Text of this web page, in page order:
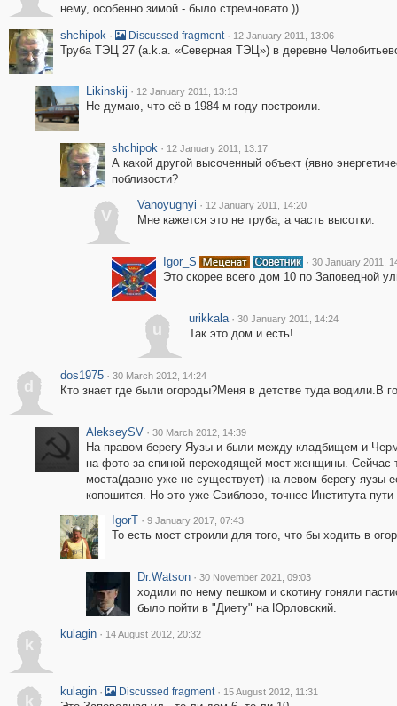
нему, особенно зимой - было стремновато ))
shchipok · Discussed fragment · 12 January 2011, 13:06
Труба ТЭЦ 27 (a.k.a. «Северная ТЭЦ») в деревне
Likinskij · 12 January 2011, 13:13
Не думаю, что её в 1984-м году построили.
shchipok · 12 January 2011, 13:17
А какой другой высоченный объект (явно
поблизости?
V
Vanoyugnyi · 12 January 2011, 14:20
Мне кажется это не труба, а часть высотки.
Igor_S · 30 January 2011,
Это скорее всего дом 10 по Заповедной
u
urikkala · 30 January 2011, 14:24
Так это дом и есть!
d
dos1975 · 30 March 2012, 14:24
Кто знает где были огороды?Меня в детстве туда водили.В
AlekseySV · 30 March 2012, 14:39
На правом берегу Яузы и были между кладбищем и
на фото за спиной переходящей мост женщины. Сейчас
моста(давно уже не существует) на левом берегу яузы
копошится. Но это уже Свиблово, точнее Института пути
IgorT · 9 January 2017, 07:43
То есть мост строили для того, что бы ходить в
Dr.Watson · 30 November 2021, 09:03
ходили по нему пешком и скотину гоняли
было пойти в "Диету" на Юрловский.
k
kulagin · 14 August 2012, 20:32
k
kulagin · Discussed fragment · 15 August 2012, 11:31